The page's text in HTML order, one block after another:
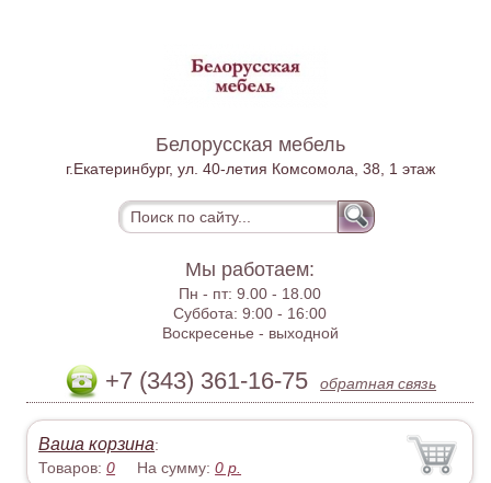
Белорусская мебель
г.Екатеринбург, ул. 40-летия Комсомола, 38, 1 этаж
Мы работаем:
Пн - пт:9.00 - 18.00
Суббота:9:00 - 16:00
Воскресенье - выходной
+7 (343) 361-16-75 обратная связь
Ваша корзина:
Товаров:0 На сумму:0 р.